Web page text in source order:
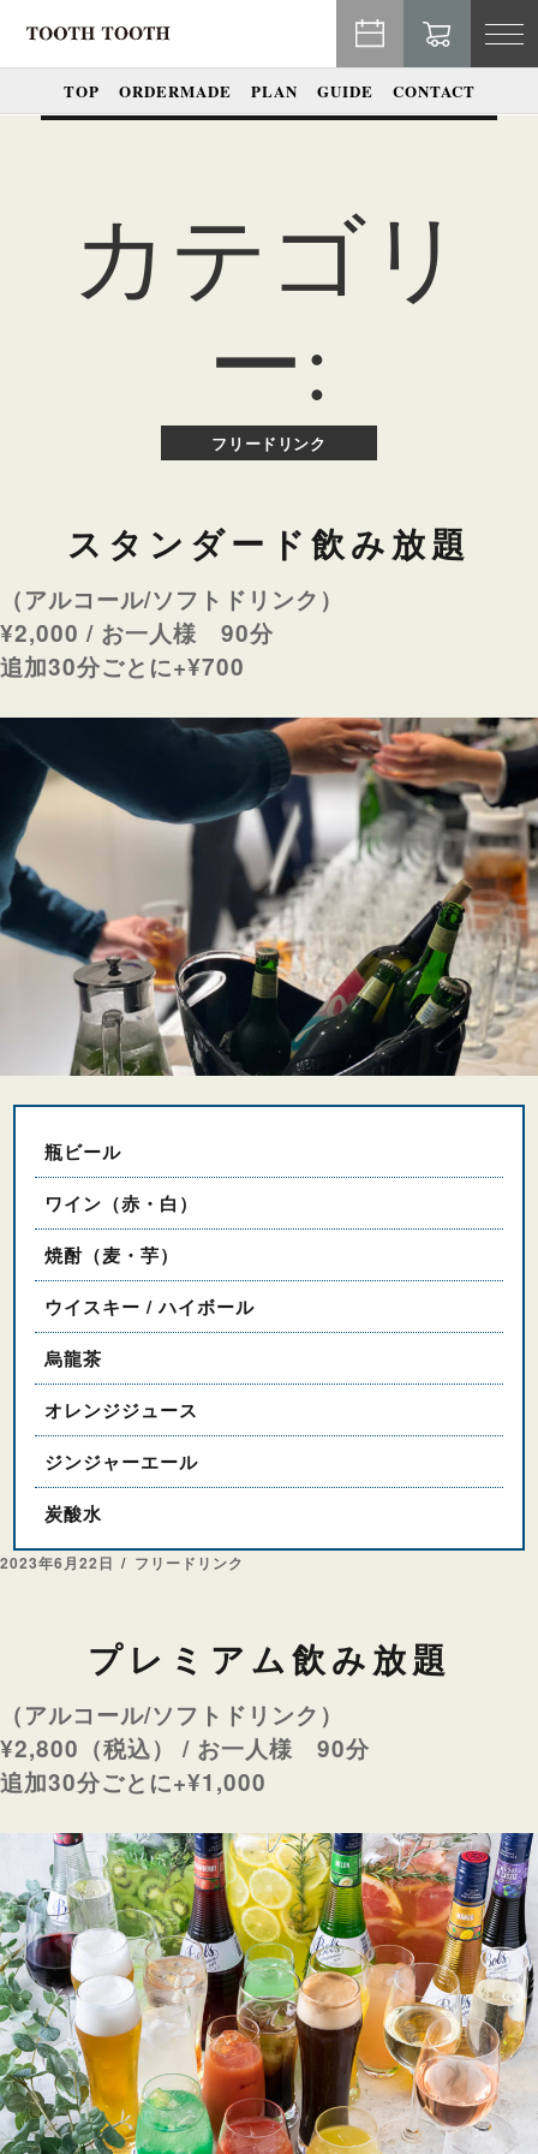
TOP
ORDERMADE PLAN GUIDE CONTACT
カテゴリ
ー:
フリードリンク
スタンダード飲み放題
（アルコール/ソフトドリンク）
¥2,000 / お一人様 90分
追加30分ごとに+¥700
瓶ビール
ワイン（赤・白）
焼酎（麦・芋）
ウイスキー / ハイボール
烏龍茶
オレンジジュース
ジンジャーエール
炭酸水
投
2023年6月22日
カ
ー
フリードリンク
プレミアム飲み放題
（アルコール/ソフトドリンク）
¥2,800（税込） / お一人様 90分
追加30分ごとに+¥1,000